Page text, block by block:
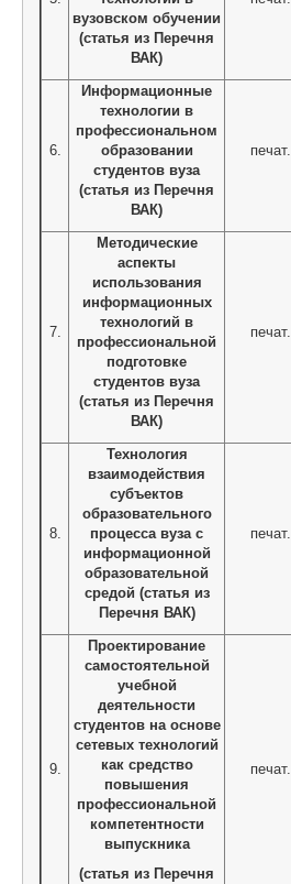
вузовском обучении
(статья из Перечня
ВАК)
6.
Информационные
технологии в
профессиональном
образовании
студентов вуза
(статья из Перечня
ВАК)
печат.
7.
Методические
аспекты
использования
информационных
технологий в
профессиональной
подготовке
студентов вуза
(статья из Перечня
ВАК)
печат.
8.
Технология
взаимодействия
субъектов
образовательного
процесса вуза с
информационной
образовательной
средой (статья из
Перечня ВАК)
печат.
9.
Проектирование
самостоятельной
учебной
деятельности
студентов на основе
сетевых технологий
как средство
повышения
профессиональной
компетентности
выпускника
(статья из Перечня
печат.